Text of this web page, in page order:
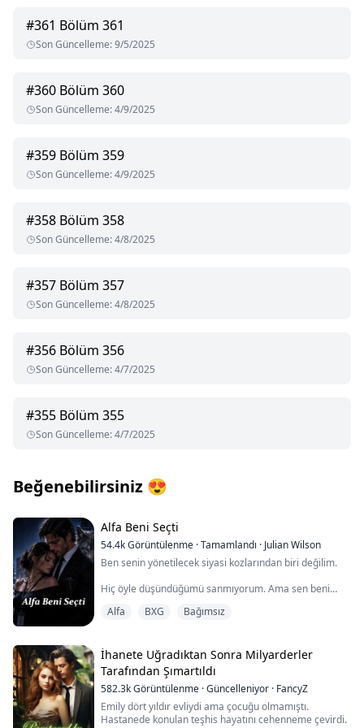
#361 Bölüm 361
Son Güncelleme:9/5/2025
#360 Bölüm 360
Son Güncelleme:4/9/2025
#359 Bölüm 359
Son Güncelleme:4/9/2025
#358 Bölüm 358
Son Güncelleme:4/8/2025
#357 Bölüm 357
Son Güncelleme:4/8/2025
#356 Bölüm 356
Son Güncelleme:4/7/2025
#355 Bölüm 355
Son Güncelleme:4/7/2025
Beğenebilirsiniz 😍
Alfa Beni Seçti
54.4kGörüntülenme ·Tamamlandı · Julian Wilson
Ben senin yönetilecek siyasi kozlarından biri değilim.
Hiç öyle düşündüğümü sanmıyorum. Ama sen beni
sosyal hizmet uzmanı Nora Hayes, dersini aldı:
Kimseye güvenme, özellikle de güçlü kurtlara. Sonra
Julian Sterling—madalyalı savaş kahramanı, federal
müfettiş ve safkan bir Alfa—tam da kurtarılmaya
ihtiyaç duyduğu anlarda karşısına çıkıp durur. Onun
koruması gerçek olamayacak kadar iyidir. İlgisi ise
Alfa BXG Bağımsız
İhanete Uğradıktan Sonra Milyarderler
Tarafından Şımartıldı
582.3kGörüntülenme ·Güncelleniyor · FancyZ
Emily dört yıldır evliydi ama çocuğu olmamıştı.
Hastanede konulan teşhis hayatını cehenneme çevirdi.